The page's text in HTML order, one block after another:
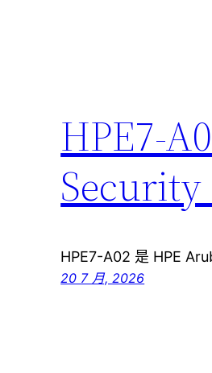
HPE7-
HPE7-A02 是 HPE
20 7 月, 2026